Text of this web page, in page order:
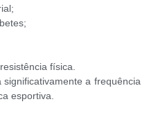
física.
a frequência
esportiva.